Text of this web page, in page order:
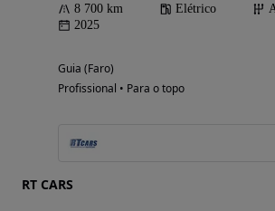
8 700 km Elétrico
2025
Guia (Faro)
Profissional • Para o topo
RT CARS